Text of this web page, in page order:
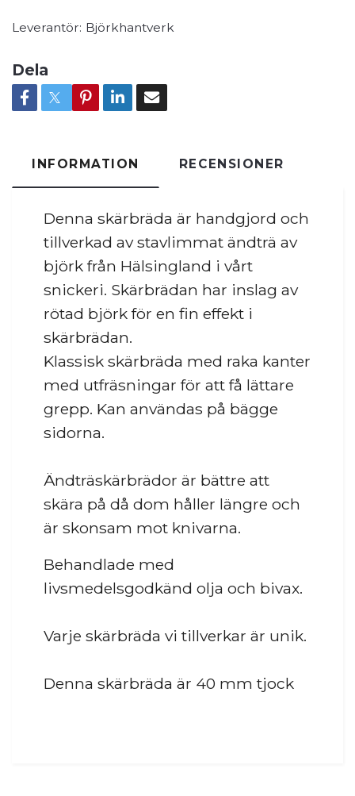
Leverantör: Björkhantverk
Dela
INFORMATION RECENSIONER
Denna skärbräda är handgjord och
tillverkad av stavlimmat ändträ av
björk från Hälsingland i vårt
snickeri. Skärbrädan har inslag av
rötad björk för en fin effekt i
skärbrädan.
Klassisk skärbräda med raka kanter
med utfräsningar för att få lättare
grepp. Kan användas på bägge
sidorna.
Ändträskärbrädor är bättre att
skära på då dom håller längre och
är skonsam mot knivarna.
Behandlade med
livsmedelsgodkänd olja och bivax.
Varje skärbräda vi tillverkar är unik.
Denna skärbräda är 40 mm tjock